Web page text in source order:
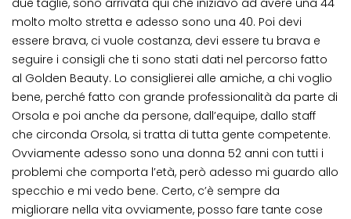
molto molto stretta e adesso sono una 40. Poi devi
essere brava, ci vuole costanza, devi essere tu brava e
seguire i consigli che ti sono stati dati nel percorso fatto
al Golden Beauty. Lo consiglierei alle amiche, a chi voglio
bene, perché fatto con grande professionalità da parte di
Orsola e poi anche da persone, dall’equipe, dallo staff
che circonda Orsola, si tratta di tutta gente competente.
Ovviamente adesso sono una donna 52 anni con tutti i
problemi che comporta l’età, però adesso mi guardo allo
specchio e mi vedo bene. Certo, c’è sempre da
migliorare nella vita ovviamente, posso fare tante cose